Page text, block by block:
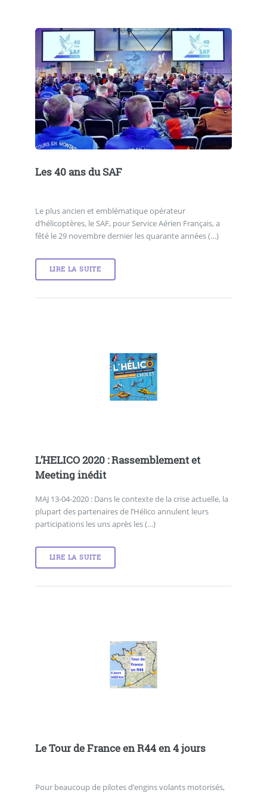
Les 40 ans du SAF
Le plus ancien et emblématique opérateur
d’hélicoptères, le SAF, pour Service Aérien Français, a
fêté le 29 novembre dernier les quarante années (…)
LIRE LA SUITE
L’HELICO 2020 : Rassemblement et
Meeting inédit
MAJ 13-04-2020 : Dans le contexte de la crise actuelle, la
plupart des partenaires de l’Hélico annulent leurs
participations les uns après les (…)
LIRE LA SUITE
Le Tour de France en R44 en 4 jours
Pour beaucoup de pilotes d’engins volants motorisés,